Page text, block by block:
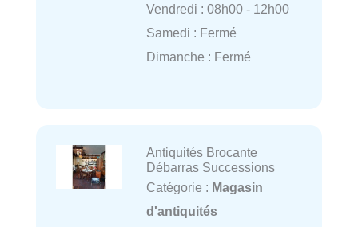
Vendredi : 08h00 - 12h00
Samedi : Fermé
Dimanche : Fermé
Antiquités Brocante
Débarras Successions
Catégorie : Magasin
d'antiquités